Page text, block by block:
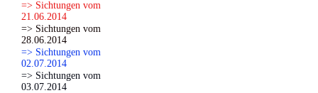
=> Sichtungen vom
21.06.2014
=> Sichtungen vom
28.06.2014
=> Sichtungen vom
02.07.2014
=> Sichtungen vom
03.07.2014